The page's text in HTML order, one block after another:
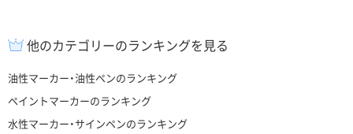
他のカテゴリーのランキングを見る
油性マーカー・油性ペンのランキング
ペイントマーカーのランキング
水性マーカー・サインペンのランキング